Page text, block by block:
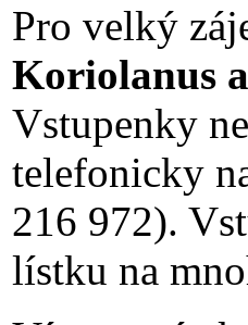
Pro velký
Koriolanus
Vstupenky
telefonicky
216 972).
lístku na